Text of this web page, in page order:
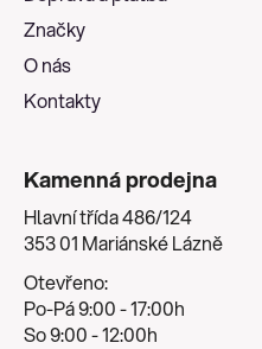
Značky
O nás
Kontakty
Kamenná prodejna
Hlavní třída 486/124
353 01 Mariánské Lázně
Otevřeno:
Po-Pá 9:00 - 17:00h
So 9:00 - 12:00h